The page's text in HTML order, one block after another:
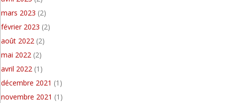
mars 2023 (2)
février 2023 (2)
août 2022 (2)
mai 2022 (2)
avril 2022 (1)
décembre 2021 (1)
novembre 2021 (1)